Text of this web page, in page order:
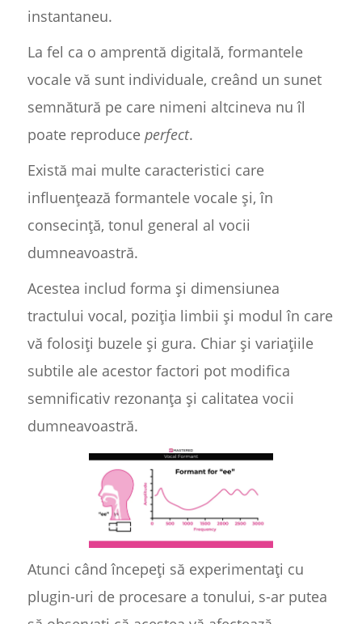
instantaneu.
La fel ca o amprentă digitală, formantele
vocale vă sunt individuale, creând un sunet
semnătură pe care nimeni altcineva nu îl
poate reproduce perfect.
Există mai multe caracteristici care
influențează formantele vocale și, în
consecință, tonul general al vocii
dumneavoastră.
Acestea includ forma și dimensiunea
tractului vocal, poziția limbii și modul în care
vă folosiți buzele și gura. Chiar și variațiile
subtile ale acestor factori pot modifica
semnificativ rezonanța și calitatea vocii
dumneavoastră.
Atunci când începeți să experimentați cu
plugin-uri de procesare a tonului, s-ar putea